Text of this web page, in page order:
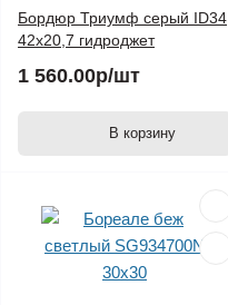
Бордюр Триумф серый ID34
42х20,7 гидроджет
1 560.00р/шт
В корзину